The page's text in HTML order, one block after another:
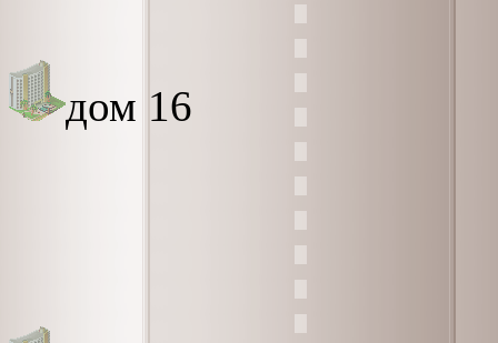
дом 16